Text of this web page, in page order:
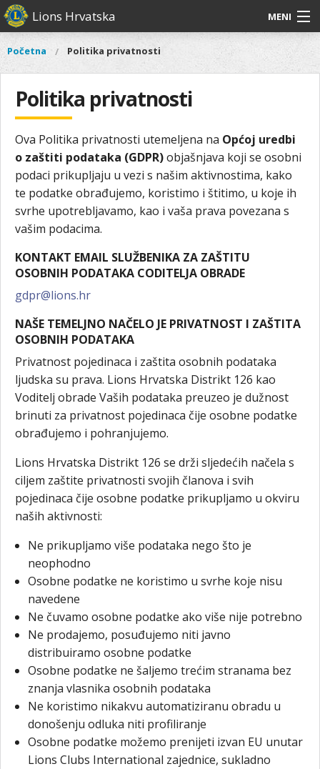
Skoči
na
sadržaj
Lions Hrvatska MENI
O nama
Naši projekti
Aktivnosti
Glavni
O
nama
Distrikt
126
Naši
projekti
Aktivnosti
Vi
ste
ovdje
Početna Politika privatnosti
Politika privatnosti
Ova Politika privatnosti utemeljena na Općoj uredbi
o zaštiti podataka (GDPR)objašnjava koji se osobni
podaci prikupljaju u vezi s našim aktivnostima, kako
te podatke obrađujemo, koristimo i štitimo, u koje ih
svrhe upotrebljavamo, kao i vaša prava povezana s
vašim podacima.
KONTAKT EMAIL SLUŽBENIKA ZA ZAŠTITU
OSOBNIH PODATAKA CODITELJA OBRADE
gdpr@lions.hr
NAŠE TEMELJNO NAČELO JE PRIVATNOST I ZAŠTITA
OSOBNIH PODATAKA
Privatnost pojedinaca i zaštita osobnih podataka
ljudska su prava. Lions Hrvatska Distrikt 126 kao
Voditelj obrade Vaših podataka preuzeo je dužnost
brinuti za privatnost pojedinaca čije osobne podatke
obrađujemo i pohranjujemo.
Lions Hrvatska Distrikt 126 se drži sljedećih načela s
ciljem zaštite privatnosti svojih članova i svih
pojedinaca čije osobne podatke prikupljamo u okviru
naših aktivnosti:
Ne prikupljamo više podataka nego što je
neophodno
Osobne podatke ne koristimo u svrhe koje nisu
navedene
Ne čuvamo osobne podatke ako više nije potrebno
Ne prodajemo, posuđujemo niti javno
distribuiramo osobne podatke
Osobne podatke ne šaljemo trećim stranama bez
znanja vlasnika osobnih podataka
Ne koristimo nikakvu automatiziranu obradu u
donošenju odluka niti profiliranje
Osobne podatke možemo prenijeti izvan EU unutar
Lions Clubs International zajednice, sukladno